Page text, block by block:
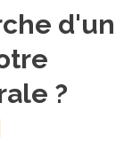
d'un
?